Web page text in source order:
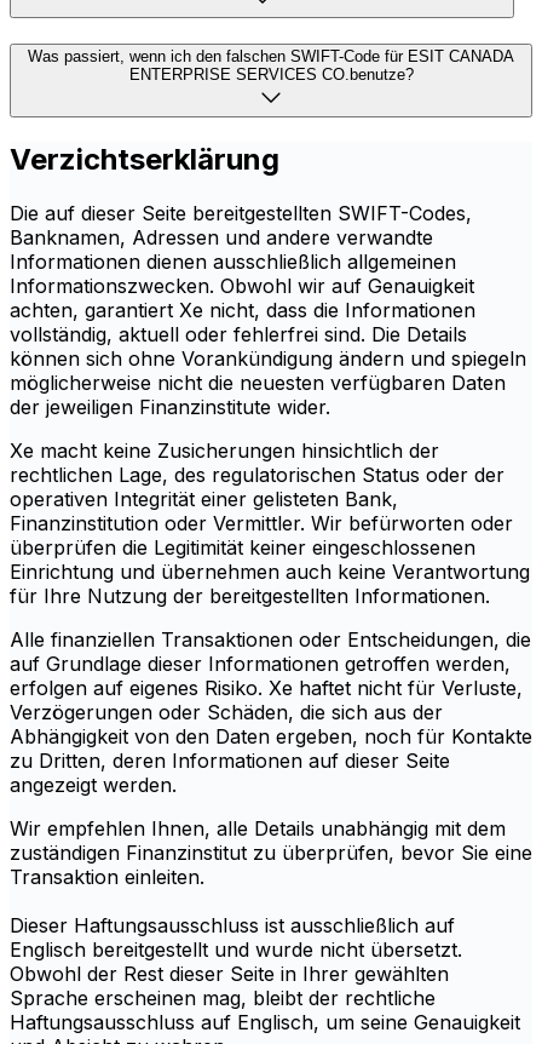
Was passiert, wenn ich den falschen SWIFT-Code für ESIT CANADA
ENTERPRISE SERVICES CO.benutze?
Verzichtserklärung
Die auf dieser Seite bereitgestellten SWIFT-Codes,
Banknamen, Adressen und andere verwandte
Informationen dienen ausschließlich allgemeinen
Informationszwecken. Obwohl wir auf Genauigkeit
achten, garantiert Xe nicht, dass die Informationen
vollständig, aktuell oder fehlerfrei sind. Die Details
können sich ohne Vorankündigung ändern und spiegeln
möglicherweise nicht die neuesten verfügbaren Daten
der jeweiligen Finanzinstitute wider.
Xe macht keine Zusicherungen hinsichtlich der
rechtlichen Lage, des regulatorischen Status oder der
operativen Integrität einer gelisteten Bank,
Finanzinstitution oder Vermittler. Wir befürworten oder
überprüfen die Legitimität keiner eingeschlossenen
Einrichtung und übernehmen auch keine Verantwortung
für Ihre Nutzung der bereitgestellten Informationen.
Alle finanziellen Transaktionen oder Entscheidungen, die
auf Grundlage dieser Informationen getroffen werden,
erfolgen auf eigenes Risiko. Xe haftet nicht für Verluste,
Verzögerungen oder Schäden, die sich aus der
Abhängigkeit von den Daten ergeben, noch für Kontakte
zu Dritten, deren Informationen auf dieser Seite
angezeigt werden.
Wir empfehlen Ihnen, alle Details unabhängig mit dem
zuständigen Finanzinstitut zu überprüfen, bevor Sie eine
Transaktion einleiten.
Dieser Haftungsausschluss ist ausschließlich auf
Englisch bereitgestellt und wurde nicht übersetzt.
Obwohl der Rest dieser Seite in Ihrer gewählten
Sprache erscheinen mag, bleibt der rechtliche
Haftungsausschluss auf Englisch, um seine Genauigkeit